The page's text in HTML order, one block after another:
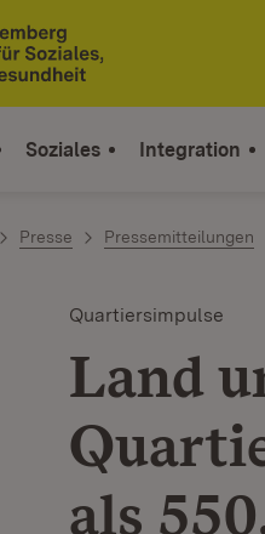
Soziales Integration
Presse Pressemitteilungen
Quartiersimpulse
Land
als